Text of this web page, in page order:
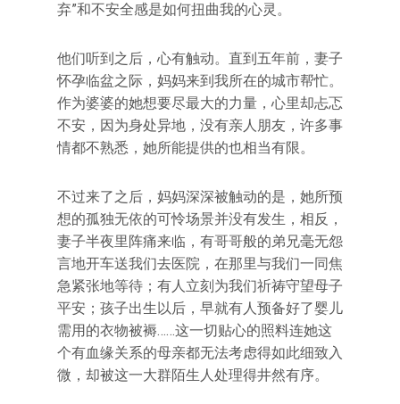
弃”和不安全感是如何扭曲我的心灵。
他们听到之后，心有触动。直到五年前，妻子
怀孕临盆之际，妈妈来到我所在的城市帮忙。
作为婆婆的她想要尽最大的力量，心里却忐忑
不安，因为身处异地，没有亲人朋友，许多事
情都不熟悉，她所能提供的也相当有限。
不过来了之后，妈妈深深被触动的是，她所预
想的孤独无依的可怜场景并没有发生，相反，
妻子半夜里阵痛来临，有哥哥般的弟兄毫无怨
言地开车送我们去医院，在那里与我们一同焦
急紧张地等待；有人立刻为我们祈祷守望母子
平安；孩子出生以后，早就有人预备好了婴儿
需用的衣物被褥……这一切贴心的照料连她这
个有血缘关系的母亲都无法考虑得如此细致入
微，却被这一大群陌生人处理得井然有序。